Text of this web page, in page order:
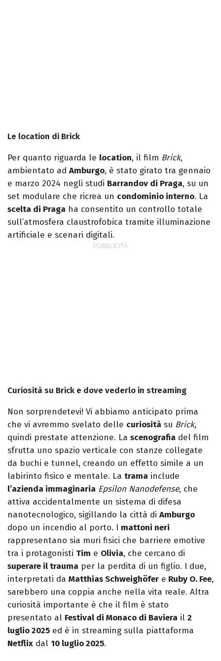
Le location di Brick
Per quanto riguarda le location, il film Brick,
ambientato ad Amburgo, è stato girato tra gennaio
e marzo 2024 negli studi Barrandov di Praga, su un
set modulare che ricrea un condominio interno. La
scelta di Praga ha consentito un controllo totale
sull’atmosfera claustrofobica tramite illuminazione
artificiale e scenari digitali.
Curiosità su Brick e dove vederlo in streaming
Non sorprendetevi! Vi abbiamo anticipato prima
che vi avremmo svelato delle curiosità su Brick,
quindi prestate attenzione. La scenografia del film
sfrutta uno spazio verticale con stanze collegate
da buchi e tunnel, creando un effetto simile a un
labirinto fisico e mentale. La trama include
l’azienda immaginaria Epsilon Nanodefense, che
attiva accidentalmente un sistema di difesa
nanotecnologico, sigillando la città di Amburgo
dopo un incendio al porto. I mattoni neri
rappresentano sia muri fisici che barriere emotive
tra i protagonisti Tim e Olivia, che cercano di
superare il trauma per la perdita di un figlio. I due,
interpretati da Matthias Schweighöfer e Ruby O. Fee,
sarebbero una coppia anche nella vita reale. Altra
curiosità importante è che il film è stato
presentato al Festival di Monaco di Baviera il 2
luglio 2025 ed è in streaming sulla piattaforma
Netflix dal 10 luglio 2025.